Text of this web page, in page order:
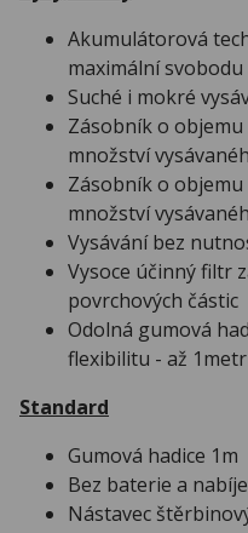
Akumulátorová
maximální
Suché i mokré
Zásobník o
množství
Zásobník o
množství
Vysávání bez
Vysoce účinný filtr
povrchových částic
Odolná gumová
flexibilitu - až 1metr
Standard
Gumová hadice 1m
Bez baterie a
Nástavec